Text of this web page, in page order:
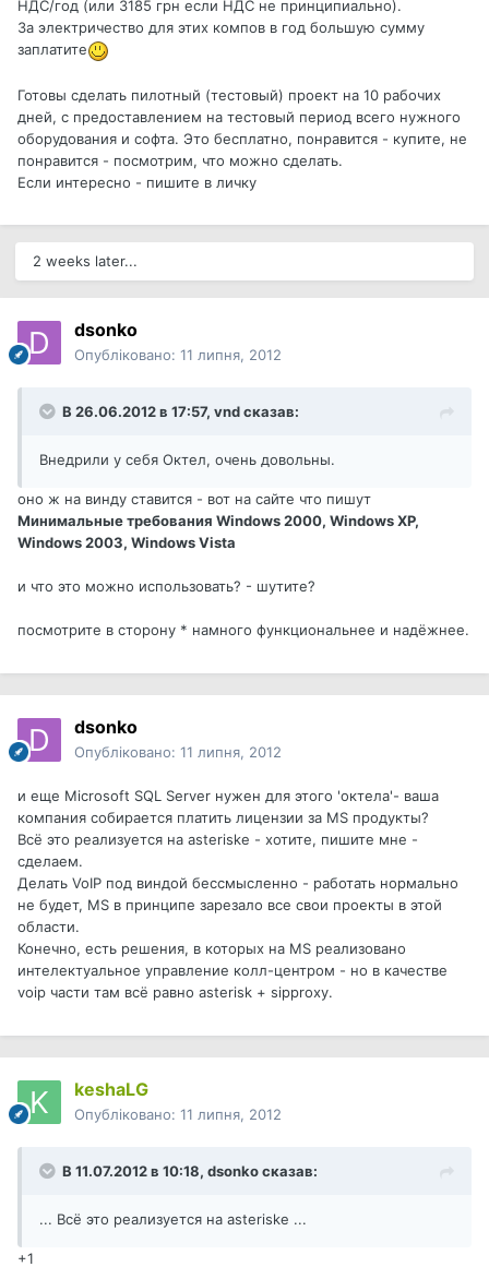
НДС/год (или 3185 грн если НДС не принципиально).
За электричество для этих компов в год большую сумму
заплатите
Готовы сделать пилотный (тестовый) проект на 10 рабочих
дней, с предоставлением на тестовый период всего нужного
оборудования и софта. Это бесплатно, понравится - купите, не
понравится - посмотрим, что можно сделать.
Если интересно - пишите в личку
2 weeks later...
dsonko
Опубліковано: 11 липня, 2012
В 26.06.2012 в 17:57, vnd сказав:
Внедрили у себя Октел, очень довольны.
оно ж на винду ставится - вот на сайте что пишут
Минимальные требования Windows 2000, Windows XP,
Windows 2003, Windows Vista
и что это можно использовать? - шутите?
посмотрите в сторону * намного функциональнее и надёжнее.
dsonko
Опубліковано: 11 липня, 2012
и еще Microsoft SQL Server нужен для этого 'октела'- ваша
компания собирается платить лицензии за MS продукты?
Всё это реализуется на asteriske - хотите, пишите мне -
сделаем.
Делать VoIP под виндой бессмысленно - работать нормально
не будет, MS в принципе зарезало все свои проекты в этой
области.
Конечно, есть решения, в которых на MS реализовано
интелектуальное управление колл-центром - но в качестве
voip части там всё равно asterisk + sipproxy.
keshaLG
Опубліковано: 11 липня, 2012
В 11.07.2012 в 10:18, dsonko сказав:
... Всё это реализуется на asteriske ...
+1